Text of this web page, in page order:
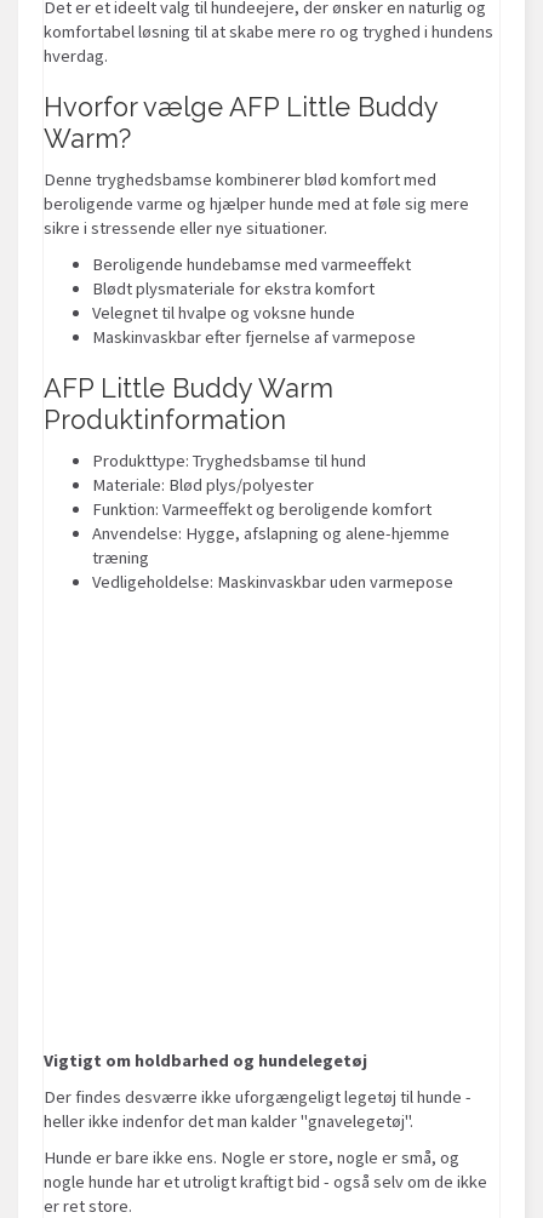
Det er et ideelt valg til hundeejere, der ønsker en naturlig og
komfortabel løsning til at skabe mere ro og tryghed i hundens
hverdag.
Hvorfor vælge AFP Little Buddy
Warm?
Denne tryghedsbamse kombinerer blød komfort med
beroligende varme og hjælper hunde med at føle sig mere
sikre i stressende eller nye situationer.
Beroligende hundebamse med varmeeffekt
Blødt plysmateriale for ekstra komfort
Velegnet til hvalpe og voksne hunde
Maskinvaskbar efter fjernelse af varmepose
AFP Little Buddy Warm
Produktinformation
Produkttype: Tryghedsbamse til hund
Materiale: Blød plys/polyester
Funktion: Varmeeffekt og beroligende komfort
Anvendelse: Hygge, afslapning og alene-hjemme
træning
Vedligeholdelse: Maskinvaskbar uden varmepose
Vigtigt om holdbarhed og hundelegetøj
Der findes desværre ikke uforgængeligt legetøj til hunde -
heller ikke indenfor det man kalder "gnavelegetøj".
Hunde er bare ikke ens. Nogle er store, nogle er små, og
nogle hunde har et utroligt kraftigt bid - også selv om de ikke
er ret store.